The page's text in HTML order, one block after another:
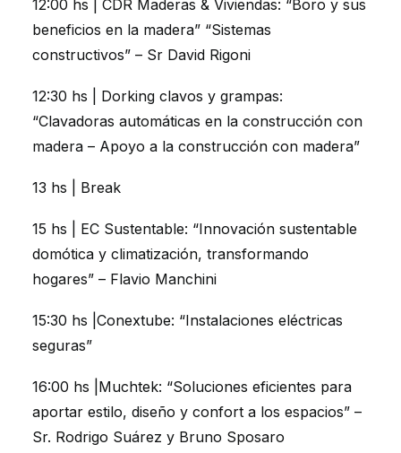
12:00 hs | CDR Maderas & Viviendas: “Boro y sus
beneficios en la madera” “Sistemas
constructivos” – Sr David Rigoni
12:30 hs | Dorking clavos y grampas:
“Clavadoras automáticas en la construcción con
madera – Apoyo a la construcción con madera”
13 hs | Break
15 hs | EC Sustentable: “Innovación sustentable
domótica y climatización, transformando
hogares” – Flavio Manchini
15:30 hs |Conextube: “Instalaciones eléctricas
seguras”
16:00 hs |Muchtek: “Soluciones eficientes para
aportar estilo, diseño y confort a los espacios” –
Sr. Rodrigo Suárez y Bruno Sposaro